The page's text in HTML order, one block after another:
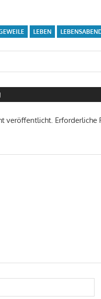
LEBEN
veröffentlicht.